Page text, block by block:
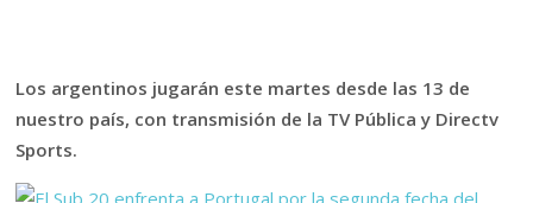
Los argentinos jugarán este martes desde las 13 de
nuestro país, con transmisión de la TV Pública y Directv
Sports.